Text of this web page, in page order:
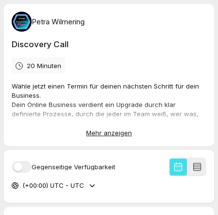
Petra Wilmering
Discovery Call
20 Minuten
Wähle jetzt einen Termin für deinen nächsten Schritt für dein
Business.
Dein Online Business verdient ein Upgrade durch klar
definierte Prozesse, durch die jeder im Team weiß, wer was,
Lass uns betrachten, was geschehen muss, damit deine Vision
vom Business auch nach deinem Standard umgesetzt wird.
Mehr anzeigen
Gegenseitige Verfügbarkeit
(+00:00) UTC - UTC